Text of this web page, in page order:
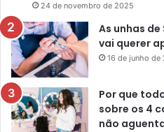
24 de novembro de 2025
As unhas
vai querer
16 de junho de
Por que
sobre os 4
não